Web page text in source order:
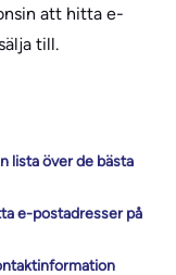
att hitta e-
till.
lista över de bästa
e-postadresser på